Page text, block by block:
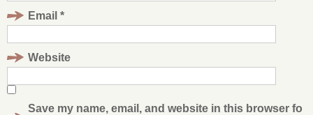
Email *
Website
Save my name, email, and website in this browser fo